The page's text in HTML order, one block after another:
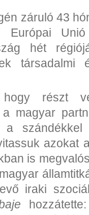
záruló 43
Európai
hét
társadalmi
hogy részt
magyar
szándékkel
azokat
is
iraki